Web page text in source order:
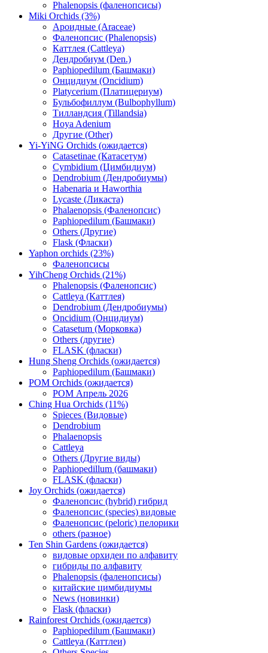
Phalenopsis (фаленопсисы)
Miki Orchids (3%)
Ароидные (Araceae)
Фаленопсис (Phalenopsis)
Каттлея (Cattleya)
Дендробиум (Den.)
Paphiopedilum (Башмаки)
Онцидиум (Oncidium)
Platycerium (Платицериум)
Бульбофиллум (Bulbophyllum)
Тилландсия (Tillandsia)
Hoya Adenium
Другие (Other)
Yi-YiNG Orchids (ожидается)
Catasetinae (Катасетум)
Cymbidium (Цимбидиум)
Dendrobium (Дендробиумы)
Habenaria и Haworthia
Lycaste (Ликаста)
Phalaenopsis (Фаленопсис)
Paphiopedilum (Башмаки)
Others (Другие)
Flask (Фласки)
Yaphon orchids (23%)
Фаленопсисы
YihCheng Orchids (21%)
Phalenopsis (Фаленопсис)
Cattleya (Каттлея)
Dendrobium (Дендробиумы)
Oncidium (Онцидиум)
Catasetum (Морковка)
Others (другие)
FLASK (фласки)
Hung Sheng Orchids (ожидается)
Paphiopedilum (Башмаки)
POM Orchids (ожидается)
POM Апрель 2026
Ching Hua Orchids (11%)
Spieces (Видовые)
Dendrobium
Phalaenopsis
Cattleya
Others (Другие виды)
Paphiopedillum (башмаки)
FLASK (фласки)
Joy Orchids (ожидается)
Фаленопсис (hybrid) гибрид
Фаленопсис (species) видовые
Фаленопсис (peloric) пелорики
others (разное)
Ten Shin Gardens (ожидается)
видовые орхидеи по алфавиту
гибриды по алфавиту
Phalenopsis (фаленопсисы)
китайские цимбидиумы
News (новинки)
Flask (фласки)
Rainforest Orchids (ожидается)
Paphiopedilum (Башмаки)
Cattleya (Каттлеи)